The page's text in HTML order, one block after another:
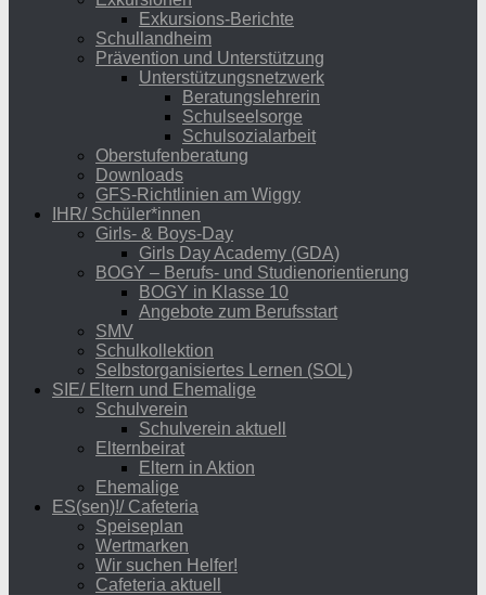
Exkursions-Berichte
Schullandheim
Prävention und Unterstützung
Unterstützungsnetzwerk
Beratungslehrerin
Schulseelsorge
Schulsozialarbeit
Oberstufenberatung
Downloads
GFS-Richtlinien am Wiggy
IHR/ Schüler*innen
Girls- & Boys-Day
Girls Day Academy (GDA)
BOGY – Berufs- und Studienorientierung
BOGY in Klasse 10
Angebote zum Berufsstart
SMV
Schulkollektion
Selbstorganisiertes Lernen (SOL)
SIE/ Eltern und Ehemalige
Schulverein
Schulverein aktuell
Elternbeirat
Eltern in Aktion
Ehemalige
ES(sen)!/ Cafeteria
Speiseplan
Wertmarken
Wir suchen Helfer!
Cafeteria aktuell